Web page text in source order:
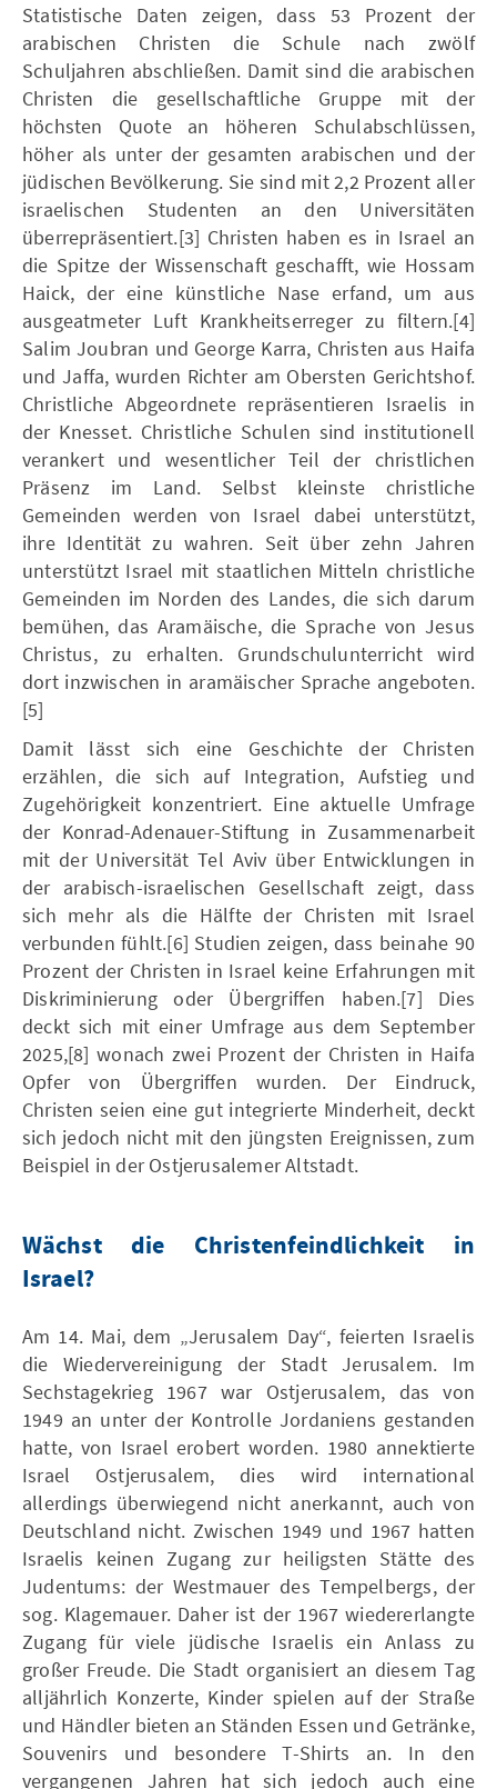
Statistische Daten zeigen, dass 53 Prozent der
arabischen Christen die Schule nach zwölf
Schuljahren abschließen. Damit sind die arabischen
Christen die gesellschaftliche Gruppe mit der
höchsten Quote an höheren Schulabschlüssen,
höher als unter der gesamten arabischen und der
jüdischen Bevölkerung. Sie sind mit 2,2 Prozent aller
israelischen Studenten an den Universitäten
überrepräsentiert.[3] Christen haben es in Israel an
die Spitze der Wissenschaft geschafft, wie Hossam
Haick, der eine künstliche Nase erfand, um aus
ausgeatmeter Luft Krankheitserreger zu filtern.[4]
Salim Joubran und George Karra, Christen aus Haifa
und Jaffa, wurden Richter am Obersten Gerichtshof.
Christliche Abgeordnete repräsentieren Israelis in
der Knesset. Christliche Schulen sind institutionell
verankert und wesentlicher Teil der christlichen
Präsenz im Land. Selbst kleinste christliche
Gemeinden werden von Israel dabei unterstützt,
ihre Identität zu wahren. Seit über zehn Jahren
unterstützt Israel mit staatlichen Mitteln christliche
Gemeinden im Norden des Landes, die sich darum
bemühen, das Aramäische, die Sprache von Jesus
Christus, zu erhalten. Grundschulunterricht wird
dort inzwischen in aramäischer Sprache angeboten.
[5]
Damit lässt sich eine Geschichte der Christen
erzählen, die sich auf Integration, Aufstieg und
Zugehörigkeit konzentriert. Eine aktuelle Umfrage
der Konrad-Adenauer-Stiftung in Zusammenarbeit
mit der Universität Tel Aviv über Entwicklungen in
der arabisch-israelischen Gesellschaft zeigt, dass
sich mehr als die Hälfte der Christen mit Israel
verbunden fühlt.[6] Studien zeigen, dass beinahe 90
Prozent der Christen in Israel keine Erfahrungen mit
Diskriminierung oder Übergriffen haben.[7] Dies
deckt sich mit einer Umfrage aus dem September
2025,[8] wonach zwei Prozent der Christen in Haifa
Opfer von Übergriffen wurden. Der Eindruck,
Christen seien eine gut integrierte Minderheit, deckt
sich jedoch nicht mit den jüngsten Ereignissen, zum
Beispiel in der Ostjerusalemer Altstadt.
Wächst die Christenfeindlichkeit in
Israel?
Am 14. Mai, dem „Jerusalem Day“, feierten Israelis
die Wiedervereinigung der Stadt Jerusalem. Im
Sechstagekrieg 1967 war Ostjerusalem, das von
1949 an unter der Kontrolle Jordaniens gestanden
hatte, von Israel erobert worden. 1980 annektierte
Israel Ostjerusalem, dies wird international
allerdings überwiegend nicht anerkannt, auch von
Deutschland nicht. Zwischen 1949 und 1967 hatten
Israelis keinen Zugang zur heiligsten Stätte des
Judentums: der Westmauer des Tempelbergs, der
sog. Klagemauer. Daher ist der 1967 wiedererlangte
Zugang für viele jüdische Israelis ein Anlass zu
großer Freude. Die Stadt organisiert an diesem Tag
alljährlich Konzerte, Kinder spielen auf der Straße
und Händler bieten an Ständen Essen und Getränke,
Souvenirs und besondere T-Shirts an. In den
vergangenen Jahren hat sich jedoch auch eine